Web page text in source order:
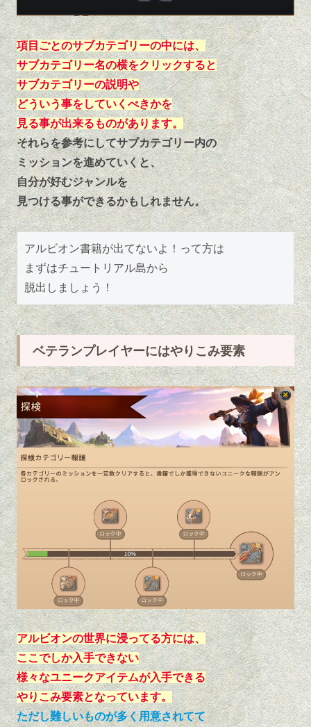
項目 ごとのサブカテゴリーの中には、
サブカテゴリー名の横をクリックすると
サブカテゴリーの説明や
どういう事をしていくべきかを
見る事が出来るものがあります。
それらを参考にしてサブカテゴリー内の
ミッションを進めていくと、
自分が好むジャンルを
見つける事ができるかもしれません。
アルビオン書籍が出てないよ！って方は
まずはチュートリアル島から
脱出しましょう！
ベテランプレイヤーにはやりこみ要素
アルビオンの世界に浸ってる方には、
ここでしか入手できない
様々なユニークアイテムが入手できる
やりこみ要素となっています。
ただし難しいものが多く用意されてて